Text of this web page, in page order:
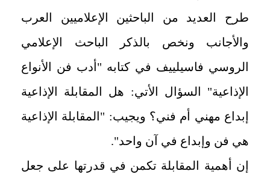
طرح العديد من الباحثين الإعلاميين العرب
والأجانب ونخص بالذكر الباحث الإعلامي
الروسي فاسيلييف في كتابه "أدب فن الأنواع
الإذاعية" السؤال الأتي: هل المقابلة الإذاعية
إبداع مهني أم فني؟ ويجيب: "المقابلة الإذاعية
هي فن وإبداع في آن واحد".
إن أهمية المقابلة تكمن في قدرتها على جعل